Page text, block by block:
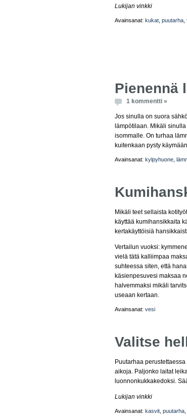
Lukijan vinkki
Avainsanat: kukat puutarha
Pienennä
1 kommentti »
Jos sinulla on suora
lämpötilaan. Mikäli
isommalle. On turhaa
kuitenkaan pysty
Avainsanat: kylpyhuone
Mikäli teet sellaista
käyttää kumihansikkaita
kertakäyttöisiä
Vertailun vuoksi:
vielä tätä kalliimpaa
suhteessa siten, että
käsienpesuvesi maksaa
halvemmaksi mikäli
useaan kertaan.
Avainsanat: vesi
Valitse
Puutarhaa
aikoja. Paljonko laitat
luonnonkukkakedoksi.
Lukijan vinkki
Avainsanat: kasvit puutarha